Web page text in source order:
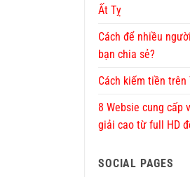
Ất Tỵ
Cách để nhiều
bạn chia sẻ?
Cách kiếm tiền trên
8 Websie cung cấp
giải cao từ full HD
SOCIAL PAGES